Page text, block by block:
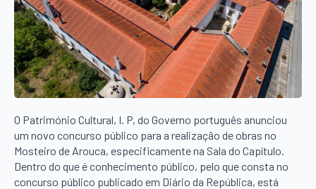
O Património Cultural, I. P, do Governo português anunciou
um novo concurso público para a realização de obras no
Mosteiro de Arouca, especificamente na Sala do Capítulo.
Dentro do que é conhecimento público, pelo que consta no
concurso público publicado em Diário da República, está